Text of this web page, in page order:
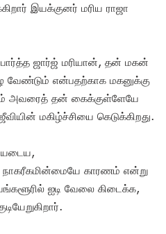
இயக்குனர் மரிய ராஜா
பார்த்த ஜார்ஜ் மரியான், தன் மகன்
வேண்டும் என்பதற்காக மகனுக்கு
அவரைத் தன் கைக்குள்ளேயே
மகிழ்ச்சியை கெடுக்கிறது.
காரணம் என்று
ஐடி வேலை கிடைக்க,